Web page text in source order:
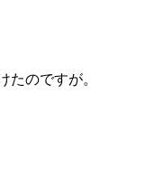
のですが。